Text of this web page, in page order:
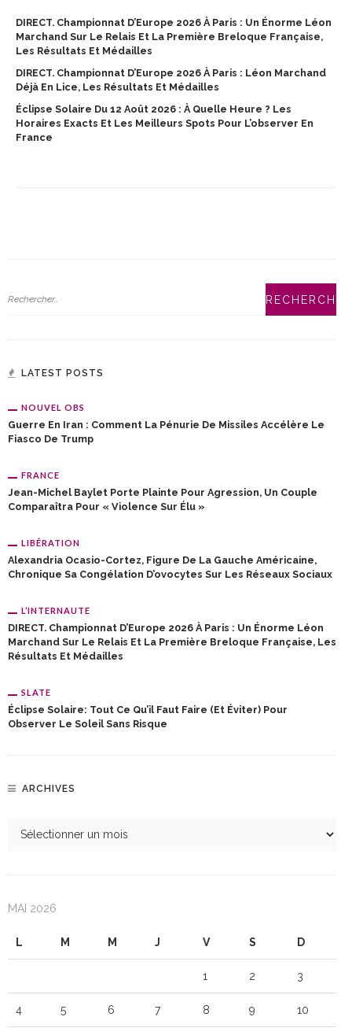
DIRECT. Championnat D’Europe 2026 À Paris : Un Énorme Léon
Marchand Sur Le Relais Et La Première Breloque Française,
Les Résultats Et Médailles
DIRECT. Championnat D’Europe 2026 À Paris : Léon Marchand
Déjà En Lice, Les Résultats Et Médailles
Éclipse Solaire Du 12 Août 2026 : À Quelle Heure ? Les
Horaires Exacts Et Les Meilleurs Spots Pour L’observer En
France
LATEST POSTS
NOUVEL OBS
Guerre En Iran : Comment La Pénurie De Missiles Accélère Le
Fiasco De Trump
FRANCE
Jean-Michel Baylet Porte Plainte Pour Agression, Un Couple
Comparaîtra Pour « Violence Sur Élu »
LIBÉRATION
Alexandria Ocasio-Cortez, Figure De La Gauche Américaine,
Chronique Sa Congélation D’ovocytes Sur Les Réseaux Sociaux
L’INTERNAUTE
DIRECT. Championnat D’Europe 2026 À Paris : Un Énorme Léon
Marchand Sur Le Relais Et La Première Breloque Française, Les
Résultats Et Médailles
SLATE
Éclipse Solaire: Tout Ce Qu’il Faut Faire (et Éviter) Pour
Observer Le Soleil Sans Risque
ARCHIVES
MAI 2026
L M M J V S D
1 2 3
4 5 6 7 8 9 10